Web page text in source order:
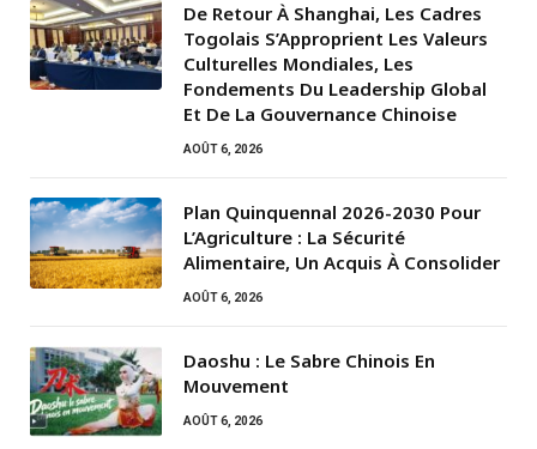
De Retour À Shanghai, Les Cadres
Togolais S’Approprient Les Valeurs
Culturelles Mondiales, Les
Fondements Du Leadership Global
Et De La Gouvernance Chinoise
AOÛT 6, 2026
Plan Quinquennal 2026-2030 Pour
L’Agriculture : La Sécurité
Alimentaire, Un Acquis À Consolider
AOÛT 6, 2026
Daoshu : Le Sabre Chinois En
Mouvement
AOÛT 6, 2026